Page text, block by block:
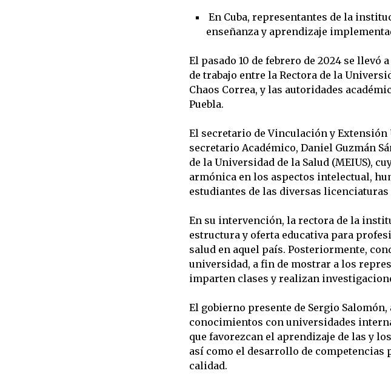
En Cuba, representantes de la
enseñanza y aprendizaje
El pasado 10 de febrero de 2024 se llevó
de trabajo entre la Rectora de la
Chaos Correa, y las autoridades
Puebla.
El secretario de Vinculación y
secretario Académico, Daniel Guzmán
de la Universidad de la Salud (MEIUS),
armónica en los aspectos intelectual,
estudiantes de las diversas licenciaturas
En su intervención, la rectora de la
estructura y oferta educativa para
salud en aquel país. Posteriormente,
universidad, a fin de mostrar a los
imparten clases y realizan
El gobierno presente de Sergio
conocimientos con universidades
que favorezcan el aprendizaje de las y
así como el desarrollo de
calidad.